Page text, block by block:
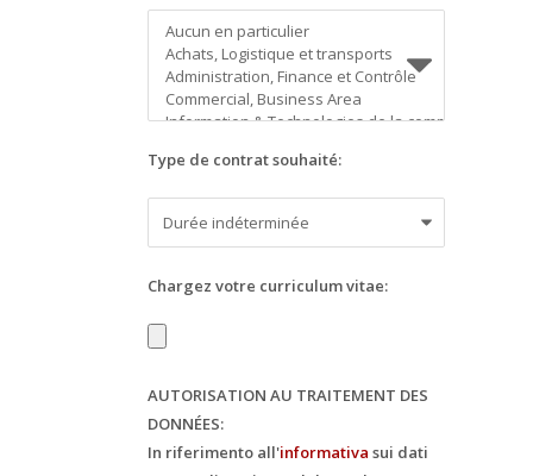
Type de contrat souhaité:
Chargez votre curriculum vitae:
AUTORISATION AU TRAITEMENT DES
DONNÉES:
In riferimento all'informativa sui dati